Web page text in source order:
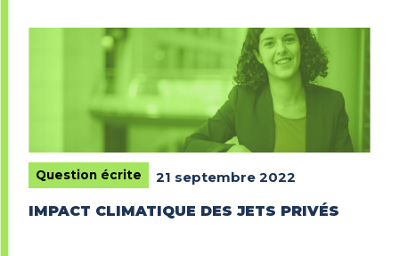
Question écrite
21 septembre 2022
IMPACT CLIMATIQUE DES JETS PRIVÉS